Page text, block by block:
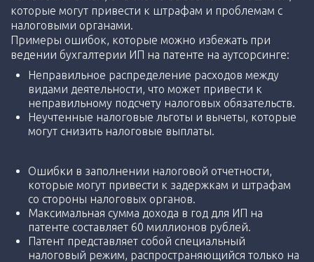
которые могут привести к штрафам и проблемам с
налоговыми органами.
Примеры ошибок, которые можно избежать при
ведении бухгалтерии ИП на патенте на аутсорсинге:
Неправильное распределение расходов между
видами деятельности, что может привести к
неправильному подсчету налоговых обязательств.
Неучтенные налоговые льготы и вычеты, которые
могут снизить налоговые выплаты.
Ошибки в заполнении налоговой отчетности,
которые могут привести к задержкам и штрафам
со стороны налоговых органов.
Максимальная сумма дохода в год для ИП на
патенте составляет 60 миллионов рублей.
Патент представляет собой специальный
налоговый режим, распространяющийся только на